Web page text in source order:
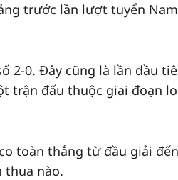
trước lần lượt tuyển
2-0. Đây cũng là lần đầu
trận đấu thuộc giai đoạn
toàn thắng từ đầu giải
thua nào.